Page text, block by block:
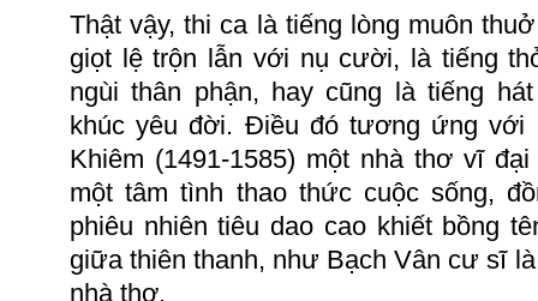
Thật vậy, thi ca là tiếng lòng muôn
giọt lệ trộn lẫn với nụ cười, là tiếng
ngùi thân phận, hay cũng là tiếng
khúc yêu đời. Điều đó tương ứng với
Khiêm (1491-1585) một nhà thơ vĩ
một tâm tình thao thức cuộc sống,
phiêu nhiên tiêu dao cao khiết bồng
giữa thiên thanh, như Bạch Vân cư sĩ
nhà thơ.